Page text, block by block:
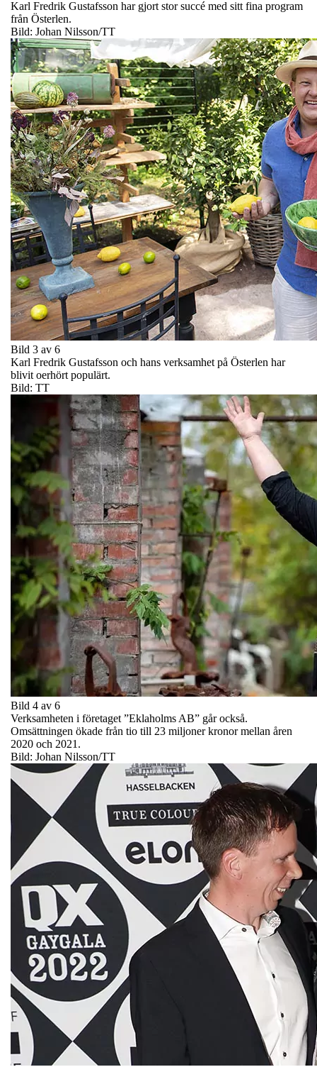
Karl Fredrik Gustafsson har gjort stor succé med sitt fina program
från Österlen.
Bild: Johan Nilsson/TT
Bild 3 av 6
Karl Fredrik Gustafsson och hans verksamhet på Österlen har
blivit oerhört populärt.
Bild: TT
Bild 4 av 6
Verksamheten i företaget ”Eklaholms AB” går också.
Omsättningen ökade från tio till 23 miljoner kronor mellan åren
2020 och 2021.
Bild: Johan Nilsson/TT